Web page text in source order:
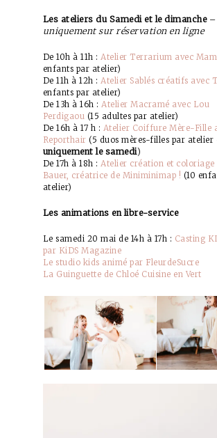
Les ateliers du Samedi et le dimanche–
uniquement sur réservation en ligne
De 10h à 11h : Atelier Terrarium avec
enfants par atelier)
De 11h à 12h : Atelier Sablés créatifs avec
enfants par atelier)
De 13h à 16h : Atelier Macramé avec Lou
Perdigaou (15 adultes par atelier)
De 16h à 17 h : Atelier Coiffure Mère-Fille
Reporthair (5 duos mères-filles par atelier
uniquement le samedi)
De 17h à 18h : Atelier création et
Bauer, créatrice de Miniminimap ! (10
atelier)
Les animations en libre-service
Le samedi 20 mai de 14h à 17h : Casting
par KiDS Magazine
Le studio kids animé par FleurdeSucre
La Guinguette de Chloé Cuisine en Vert